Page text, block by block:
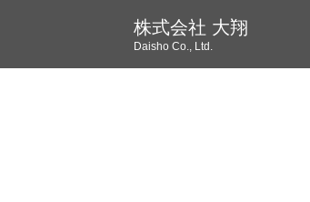
株式会社 大翔
Daisho Co., Ltd.